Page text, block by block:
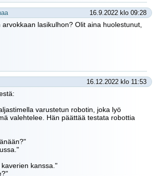
16.9.2022 klo 09:28
lasikulhon? Olit aina huolestunut,
16.12.2022 klo 11:53
varustetun robotin, joka lyö
valehtelee. Hän päättää testata robottia
kanssa."